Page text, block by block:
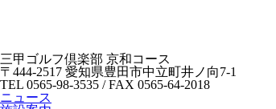
三甲ゴルフ倶楽部 京和コース
〒444-2517 愛知県豊田市中立町井ノ向7-1
TEL 0565-98-3535 / FAX 0565-64-2018
ニュース